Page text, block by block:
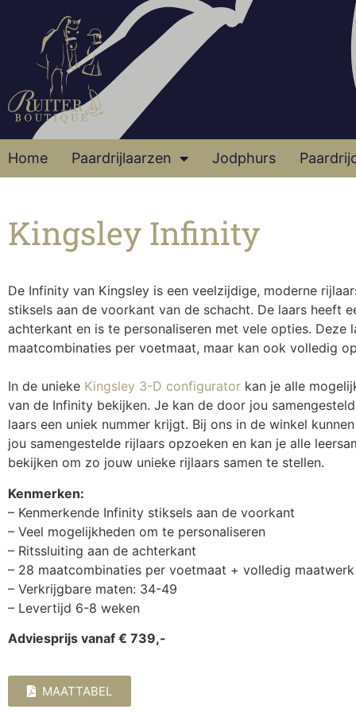
Home Paardrijlaarzen Jodphurs
Kingsley Infinity
De Infinity van Kingsley is een veelzijdige, moderne
stiksels aan de voorkant van de schacht. De laars heeft
achterkant en is te personaliseren met vele opties. Deze
maatcombinaties per voetmaat, maar kan ook volledig
In de unieke Kingsley 3-D configurator kan je alle
van de Infinity bekijken. Je kan de door jou
laars een uniek nummer krijgt. Bij ons in de winkel
jou samengestelde rijlaars opzoeken en kan je alle
bekijken om zo jouw unieke rijlaars samen te stellen.
Kenmerken:
– Kenmerkende Infinity stiksels aan de voorkant
– Veel mogelijkheden om te personaliseren
– Ritssluiting aan de achterkant
– 28 maatcombinaties per voetmaat + volledig
– Verkrijgbare maten: 34-49
– Levertijd 6-8 weken
Adviesprijs vanaf € 739,-
MAATTABEL